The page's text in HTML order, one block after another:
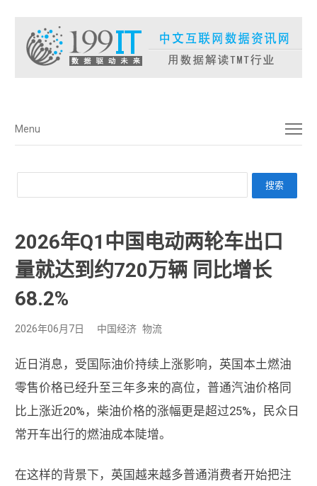
菜单
Menu
2026年Q1中国电动两轮车出口
量就达到约720万辆 同比增长
68.2%
2026年06月7日 中国经济 物流
近日消息，受国际油价持续上涨影响，英国本土燃油
零售价格已经升至三年多来的高位，普通汽油价格同
比上涨近20%，柴油价格的涨幅更是超过25%，民众日
常开车出行的燃油成本陡增。
在这样的背景下，英国越来越多普通消费者开始把注